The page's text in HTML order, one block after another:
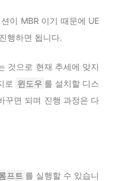
이 MBR 이기 때문에 UE
행하면 됩니다.
것으로 현재 추세에 맞지
로 윈도우 를 설치할 디스
꾸면 되며 진행 과정은 다
프트 를 실행할 수 있습니